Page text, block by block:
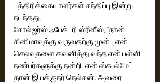
பத்திரிக்கையாளர்கள் சந்திப்பு இன்று
நடந்தது.
சோல்ஜர்ஸ் ஃபேக்டரி ஸ்ரீனீஸ், “நான்
சினிமாவுக்கு வருவதற்கு முன்பு என்
செலவுகளை கவனித்து வந்த என் பள்ளி
நண்பர்களுக்கு நன்றி. என் ஸ்கூல்மேட்
தான் இயக்குநர் நெல்சன். அவரை